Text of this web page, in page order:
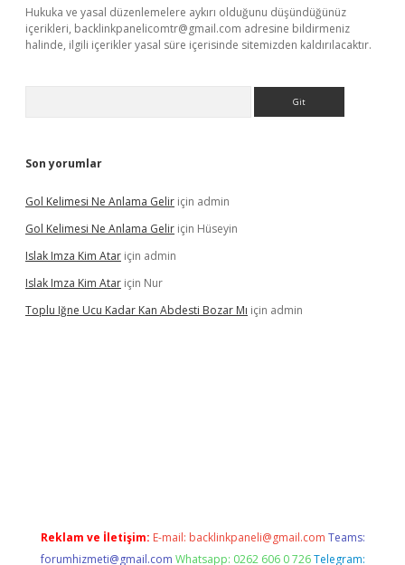
Hukuka ve yasal düzenlemelere aykırı olduğunu düşündüğünüz
içerikleri, backlinkpanelicomtr@gmail.com adresine bildirmeniz
halinde, ilgili içerikler yasal süre içerisinde sitemizden kaldırılacaktır.
Son yorumlar
Gol Kelimesi Ne Anlama Gelir için admin
Gol Kelimesi Ne Anlama Gelir için Hüseyin
Islak Imza Kim Atar için admin
Islak Imza Kim Atar için Nur
Toplu Iğne Ucu Kadar Kan Abdesti Bozar Mı için admin
Reklam ve İletişim: E-mail: backlinkpaneli@gmail.com Teams:
forumhizmeti@gmail.com Whatsapp: 0262 606 0 726 Telegram: